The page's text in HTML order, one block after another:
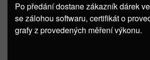
Po předání dostane zákazník dárek
se zálohou softwaru, certifikát o
grafy z provedených měření výkonu.